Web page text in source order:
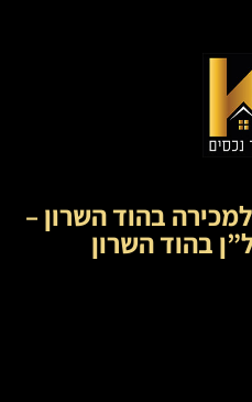
בהוד השרון –
בהוד השרון